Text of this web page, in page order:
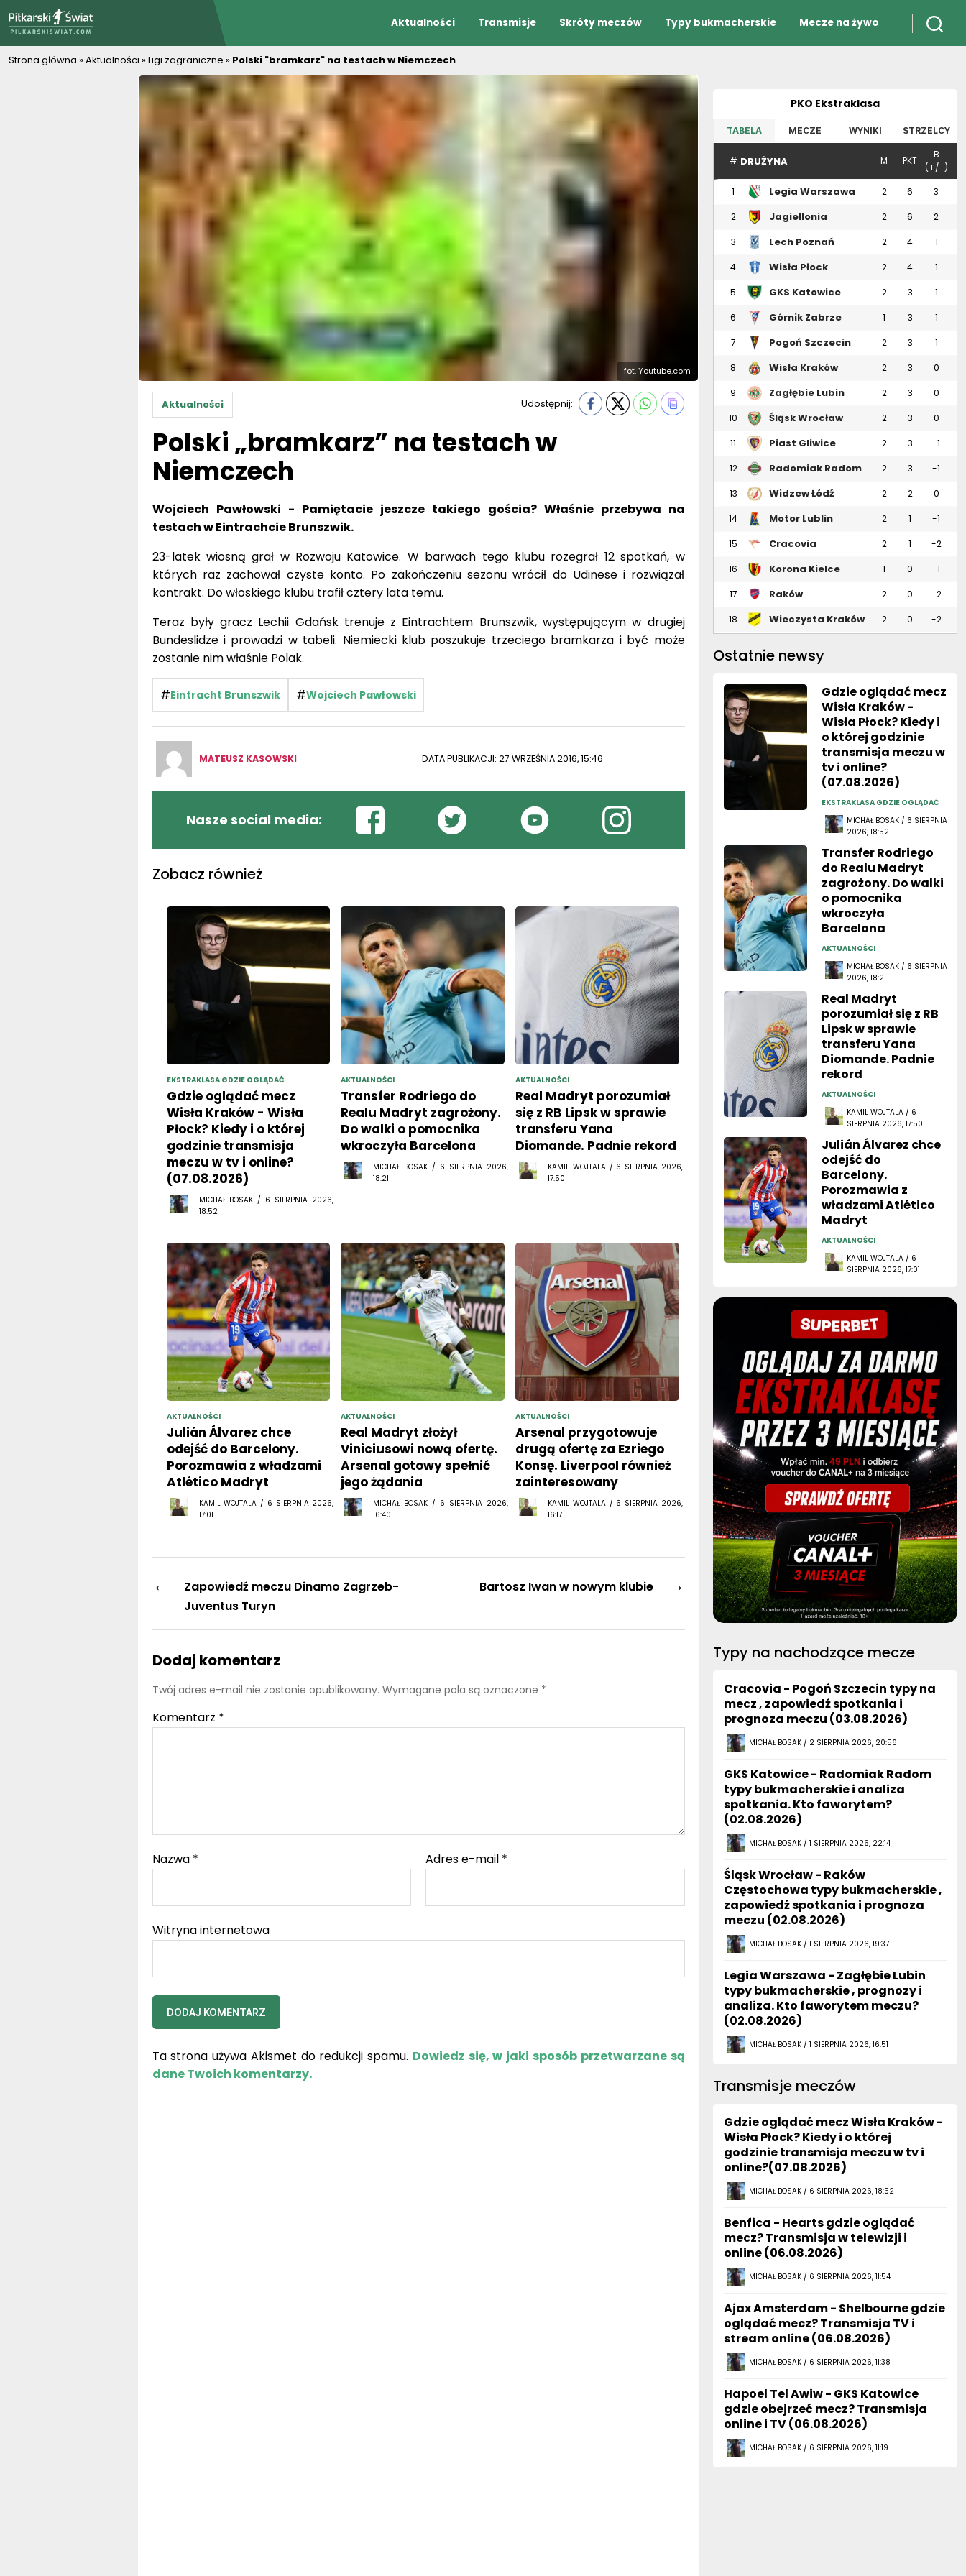
Aktualności Transmisje Skróty meczów Typy bukmacherskie Mecze na żywo
Strona główna »Aktualności »Ligi zagraniczne » Polski "bramkarz" na testach w Niemczech
fot. Youtube.com
Aktualności Udostępnij:
Polski „bramkarz” na testach w
Niemczech
Wojciech Pawłowski - Pamiętacie jeszcze takiego gościa? Właśnie przebywa na
testach w Eintrachcie Brunszwik.
23-latek wiosną grał w Rozwoju Katowice. W barwach tego klubu rozegrał 12 spotkań, w
których raz zachował czyste konto. Po zakończeniu sezonu wrócił do Udinese i rozwiązał
kontrakt. Do włoskiego klubu trafił cztery lata temu.
Teraz były gracz Lechii Gdańsk trenuje z Eintrachtem Brunszwik, występującym w drugiej
Bundeslidze i prowadzi w tabeli. Niemiecki klub poszukuje trzeciego bramkarza i być może
zostanie nim właśnie Polak.
#Eintracht Brunszwik #Wojciech Pawłowski
MATEUSZ KASOWSKI DATA PUBLIKACJI: 27 WRZEŚNIA 2016, 15:46
Nasze social media:
Zobacz również
EKSTRAKLASA GDZIE OGLĄDAĆ
Gdzie oglądać mecz
Wisła Kraków - Wisła
Płock? Kiedy i o której
godzinie transmisja
meczu w tv i online?
(07.08.2026)
MICHAŁ BOSAK / 6 SIERPNIA 2026,
18:52
AKTUALNOŚCI
Transfer Rodriego do
Realu Madryt zagrożony.
Do walki o pomocnika
wkroczyła Barcelona
MICHAŁ BOSAK / 6 SIERPNIA 2026,
18:21
AKTUALNOŚCI
Real Madryt porozumiał
się z RB Lipsk w sprawie
transferu Yana
Diomande. Padnie rekord
KAMIL WOJTALA / 6 SIERPNIA 2026,
17:50
AKTUALNOŚCI
Julián Álvarez chce
odejść do Barcelony.
Porozmawia z władzami
Atlético Madryt
KAMIL WOJTALA / 6 SIERPNIA 2026,
17:01
AKTUALNOŚCI
Real Madryt złożył
Viniciusowi nową ofertę.
Arsenal gotowy spełnić
jego żądania
MICHAŁ BOSAK / 6 SIERPNIA 2026,
16:40
AKTUALNOŚCI
Arsenal przygotowuje
drugą ofertę za Ezriego
Konsę. Liverpool również
zainteresowany
KAMIL WOJTALA / 6 SIERPNIA 2026,
16:17
←
Zapowiedź meczu Dinamo Zagrzeb-
Juventus Turyn
→
Bartosz Iwan w nowym klubie
Dodaj komentarz
Twój adres e-mail nie zostanie opublikowany. Wymagane pola są oznaczone *
Komentarz *
Nazwa * Adres e-mail *
Witryna internetowa
Ta strona używa Akismet do redukcji spamu. Dowiedz się, w jaki sposób przetwarzane są
dane Twoich komentarzy.
PKO Ekstraklasa
TABELA MECZE WYNIKI STRZELCY
# DRUŻYNA M PKT
B
(+/-)
1
Legia Warszawa 2 6 3
2
Jagiellonia
2 6 2
3 Lech Poznań 2 4 1
4 Wisła Płock 2 4 1
5 GKS Katowice 2 3 1
6 Górnik Zabrze 1 3 1
7 Pogoń Szczecin 2 3 1
8 Wisła Kraków 2 3 0
9 Zagłębie Lubin 2 3 0
10 Śląsk Wrocław 2 3 0
11 Piast Gliwice 2 3 -1
12 Radomiak Radom 2 3 -1
13 Widzew Łódź 2 2 0
14 Motor Lublin 2 1 -1
15 Cracovia 2 1 -2
16 Korona Kielce 1 0 -1
17
Raków
2 0 -2
18 Wieczysta Kraków 2 0 -2
Ostatnie newsy
Gdzie oglądać mecz
Wisła Kraków -
Wisła Płock? Kiedy i
o której godzinie
transmisja meczu w
tv i online?
(07.08.2026)
EKSTRAKLASA GDZIE OGLĄDAĆ
MICHAŁ BOSAK / 6 SIERPNIA
2026, 18:52
Transfer Rodriego
do Realu Madryt
zagrożony. Do walki
o pomocnika
wkroczyła
Barcelona
AKTUALNOŚCI
MICHAŁ BOSAK / 6 SIERPNIA
2026, 18:21
Real Madryt
porozumiał się z RB
Lipsk w sprawie
transferu Yana
Diomande. Padnie
rekord
AKTUALNOŚCI
KAMIL WOJTALA / 6
SIERPNIA 2026, 17:50
Julián Álvarez chce
odejść do
Barcelony.
Porozmawia z
władzami Atlético
Madryt
AKTUALNOŚCI
KAMIL WOJTALA / 6
SIERPNIA 2026, 17:01
Typy na nachodzące mecze
Cracovia - Pogoń Szczecin typy na
mecz , zapowiedź spotkania i
prognoza meczu (03.08.2026)
MICHAŁ BOSAK / 2 SIERPNIA 2026, 20:56
GKS Katowice - Radomiak Radom
typy bukmacherskie i analiza
spotkania. Kto faworytem?
(02.08.2026)
MICHAŁ BOSAK / 1 SIERPNIA 2026, 22:14
Śląsk Wrocław - Raków
Częstochowa typy bukmacherskie ,
zapowiedź spotkania i prognoza
meczu (02.08.2026)
MICHAŁ BOSAK / 1 SIERPNIA 2026, 19:37
Legia Warszawa - Zagłębie Lubin
typy bukmacherskie , prognozy i
analiza. Kto faworytem meczu?
(02.08.2026)
MICHAŁ BOSAK / 1 SIERPNIA 2026, 16:51
Transmisje meczów
Gdzie oglądać mecz Wisła Kraków -
Wisła Płock? Kiedy i o której
godzinie transmisja meczu w tv i
online?(07.08.2026)
MICHAŁ BOSAK / 6 SIERPNIA 2026, 18:52
Benfica - Hearts gdzie oglądać
mecz? Transmisja w telewizji i
online (06.08.2026)
MICHAŁ BOSAK / 6 SIERPNIA 2026, 11:54
Ajax Amsterdam - Shelbourne gdzie
oglądać mecz? Transmisja TV i
stream online (06.08.2026)
MICHAŁ BOSAK / 6 SIERPNIA 2026, 11:38
Hapoel Tel Awiw - GKS Katowice
gdzie obejrzeć mecz? Transmisja
online i TV (06.08.2026)
MICHAŁ BOSAK / 6 SIERPNIA 2026, 11:19